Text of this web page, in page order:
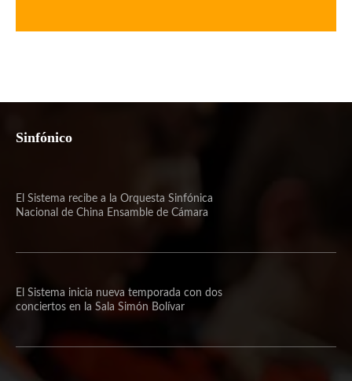
Sinfónico
El Sistema recibe a la Orquesta Sinfónica
Nacional de China Ensamble de Cámara
El Sistema inicia nueva temporada con dos
conciertos en la Sala Simón Bolívar